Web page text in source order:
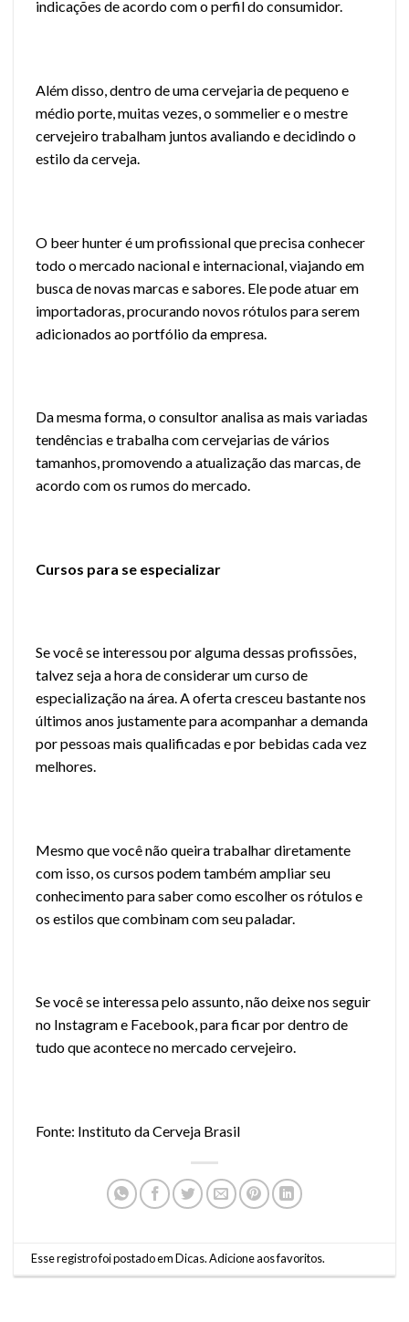
indicações de acordo com o perfil do consumidor.
Além disso, dentro de uma cervejaria de pequeno e
médio porte, muitas vezes, o sommelier e o mestre
cervejeiro trabalham juntos avaliando e decidindo o
estilo da cerveja.
O beer hunter é um profissional que precisa conhecer
todo o mercado nacional e internacional, viajando em
busca de novas marcas e sabores. Ele pode atuar em
importadoras, procurando novos rótulos para serem
adicionados ao portfólio da empresa.
Da mesma forma, o consultor analisa as mais variadas
tendências e trabalha com cervejarias de vários
tamanhos, promovendo a atualização das marcas, de
acordo com os rumos do mercado.
Cursos para se especializar
Se você se interessou por alguma dessas profissões,
talvez seja a hora de considerar umcurso de
especialização na área. A oferta cresceu bastante nos
últimos anos justamente para acompanhar a demanda
por pessoas mais qualificadas e por bebidas cada vez
melhores.
Mesmo que você não queira trabalhar diretamente
com isso, os cursos podem também ampliar seu
conhecimento para saber como escolher os rótulos e
os estilos que combinam com seu paladar.
Se você se interessa pelo assunto, não deixe nos seguir
no Instagrame Facebook, para ficar por dentro de
tudo que acontece no mercado cervejeiro.
Fonte: Instituto da Cerveja Brasil
Esse registro foi postado emDicas.Adicione aos favoritos.